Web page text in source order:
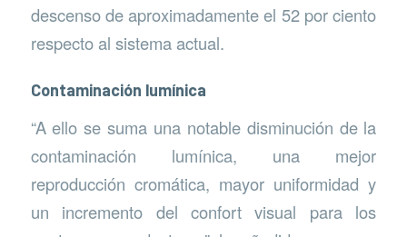
descenso de aproximadamente el 52 por ciento
respecto al sistema actual.
Contaminación lumínica
“A ello se suma una notable disminución de la
contaminación lumínica, una mejor
reproducción cromática, mayor uniformidad y
un incremento del confort visual para los